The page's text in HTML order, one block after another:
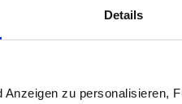
Details
zu personalisieren,